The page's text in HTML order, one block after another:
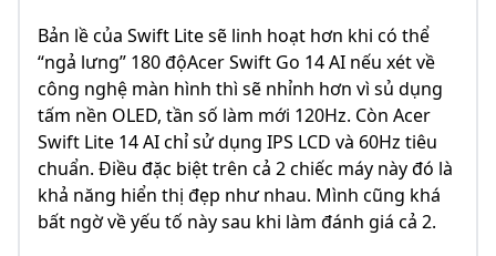
Bản lề của Swift Lite sẽ linh hoạt hơn khi có thể
“ngả lưng” 180 độAcer Swift Go 14 AI nếu xét về
công nghệ màn hình thì sẽ nhỉnh hơn vì sủ dụng
tấm nền OLED, tần số làm mới 120Hz. Còn Acer
Swift Lite 14 AI chỉ sử dụng IPS LCD và 60Hz tiêu
chuẩn. Điều đặc biệt trên cả 2 chiếc máy này đó là
khả năng hiển thị đẹp như nhau. Mình cũng khá
bất ngờ về yếu tố này sau khi làm đánh giá cả 2.